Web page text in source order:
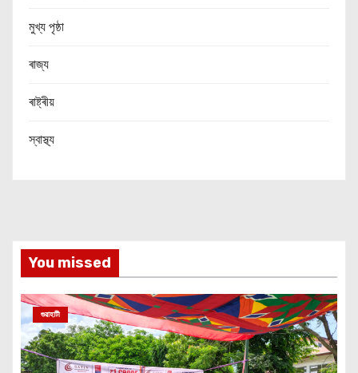
মুখ্য পৃষ্ঠা
ৰাজ্য
ৰাষ্ট্ৰীয়
স্বাস্থ্য
You missed
গুৱাহাটী